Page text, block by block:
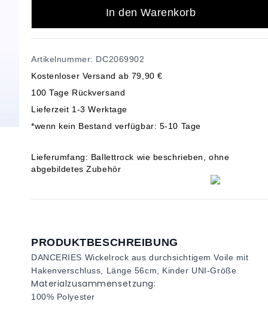
In den Warenkorb
Artikelnummer: DC2069902
Kostenloser Versand ab 79,90 €
100 Tage Rückversand
Lieferzeit 1-3 Werktage
*wenn kein Bestand verfügbar: 5-10 Tage
Lieferumfang: Ballettrock wie beschrieben, ohne
abgebildetes Zubehör
PRODUKTBESCHREIBUNG
DANCERIES Wickelrock aus durchsichtigem Voile mit
Hakenverschluss, Länge 56cm, Kinder UNI-Größe
Materialzusammensetzung:
100% Polyester